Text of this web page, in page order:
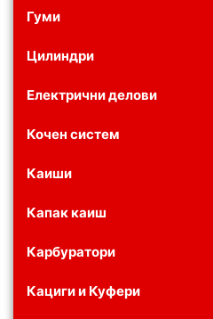
Гуми
Цилиндри
Електрични делови
Кочен систем
Каиши
Капак каиш
Карбуратори
Кациги и Куфери